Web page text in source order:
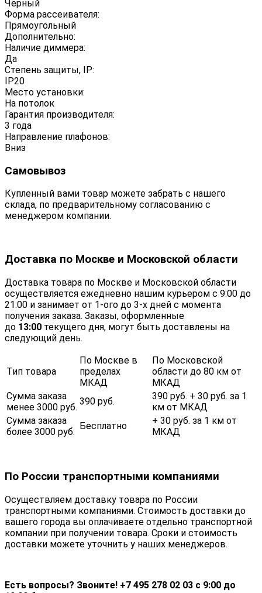
Черный
Форма рассеивателя:
Прямоугольный
Дополнительно:
Наличие диммера:
Да
Степень защиты, IP:
IP20
Место установки:
На потолок
Гарантия производителя:
3 года
Направление плафонов:
Вниз
Самовывоз
Купленный вами товар можете забрать с нашего
склада, по предварительному согласованию с
менеджером компании.
Доставка по Москве и Московской области
Доставка товара по Москве и Московской области
осуществляется ежедневно нашим курьером с 9:00 до
21:00 и занимает от 1-ого до 3-х дней с момента
получения заказа. Заказы, оформленные
до 13:00 текущего дня, могут быть доставлены на
следующий день.
Тип товара
По Москве в
пределах
МКАД
По Московской
области до 80 км от
МКАД
Сумма заказа
менее 3000 руб.
390 руб.
390 руб. + 30 руб. за 1
км от МКАД
Сумма заказа
более 3000 руб.
Бесплатно
+ 30 руб. за 1 км от
МКАД
По России транспортными компаниями
Осуществляем доставку товара по России
транспортными компаниями. Стоимость доставки до
вашего города вы оплачиваете отдельно транспортной
компании при получении товара. Сроки и стоимость
доставки можете уточнить у наших менеджеров.
Есть вопросы? Звоните! +7 495 278 02 03 с 9:00 до